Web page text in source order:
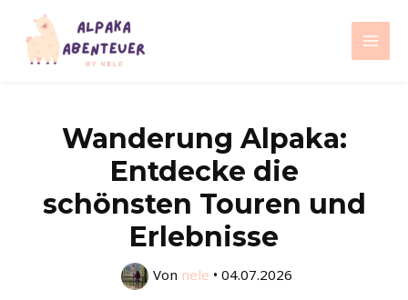
Inhalt
springen
Main
Wanderung Alpaka:
Entdecke die
schönsten Touren und
Erlebnisse
Von nele • 04.07.2026